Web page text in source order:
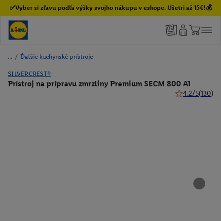
✅Vyber si zľavu podľa výšky svojho nákupu v eshope. Ušetri až 15€!💰
/ Ďalšie kuchynské prístroje
SILVERCREST®
Prístroj na prípravu zmrzliny Premium SECM 800 A1
4.2/5(130)